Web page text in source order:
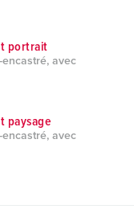
portrait
avec
paysage
avec